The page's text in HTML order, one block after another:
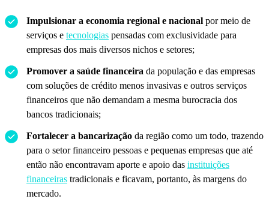
Impulsionar a economia regional e nacional por meio de
serviços e tecnologias pensadas com exclusividade para
empresas dos mais diversos nichos e setores;
Promover a saúde financeira da população e das empresas
com soluções de crédito menos invasivas e outros serviços
financeiros que não demandam a mesma burocracia dos
bancos tradicionais;
Fortalecer a bancarização da região como um todo, trazendo
para o setor financeiro pessoas e pequenas empresas que até
então não encontravam aporte e apoio das instituições
financeiras tradicionais e ficavam, portanto, às margens do
mercado.